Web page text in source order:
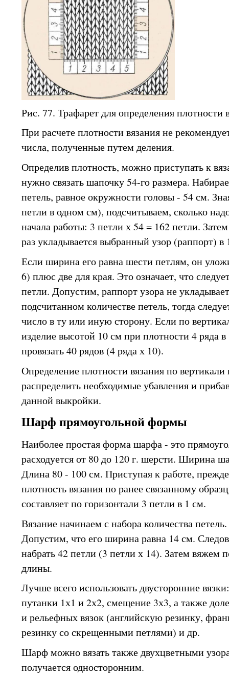
Рис. 77. Трафарет для определения плотности
При расчете плотности вязания не
числа, полученные путем деления.
Определив плотность, можно приступать к
нужно связать шапочку 54-го размера.
петель, равное окружности головы - 54 см.
петли в одном см), подсчитываем, сколько
начала работы: 3 петли х 54 = 162 петли.
раз укладывается выбранный узор (раппорт) в
Если ширина его равна шести петлям, он
6) плюс две для края. Это означает, что
петли. Допустим, раппорт узора не
подсчитанном количестве петель, тогда
число в ту или иную сторону. Если по
изделие высотой 10 см при плотности 4 ряда
провязать 40 рядов (4 ряда х 10).
Определение плотности вязания по вертикали
распределить необходимые убавления и
данной выкройки.
Шарф прямоугольной формы
Наиболее простая форма шарфа - это
расходуется от 80 до 120 г. шерсти. Ширина
Длина 80 - 100 см. Приступая к работе,
плотность вязания по ранее связанному
составляет по горизонтали 3 петли в 1 см.
Вязание начинаем с набора количества
Допустим, что его ширина равна 14 см.
набрать 42 петли (3 петли х 14). Затем вяжем
длины.
Лучше всего использовать двусторонние
путанки 1х1 и 2х2, смещение 3х3, а также
и рельефных вязок (английскую резинку,
резинку со скрещенными петлями) и др.
Шарф можно вязать также двухцветными
получается односторонним.